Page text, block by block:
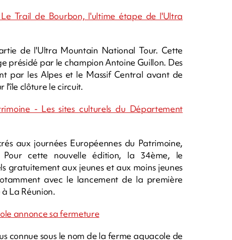
Trail de Bourbon, l'ultime étape de l'Ultra
de l'Ultra Mountain National Tour. Cette
présidé par le champion Antoine Guillon. Des
par les Alpes et le Massif Central avant de
l'île clôture le circuit.
- Les sites culturels du Département
aux journées Européennes du Patrimoine,
cette nouvelle édition, la 34ème, le
gratuitement aux jeunes et aux moins jeunes
avec le lancement de la première
La Réunion.
annonce sa fermeture
connue sous le nom de la ferme aquacole de